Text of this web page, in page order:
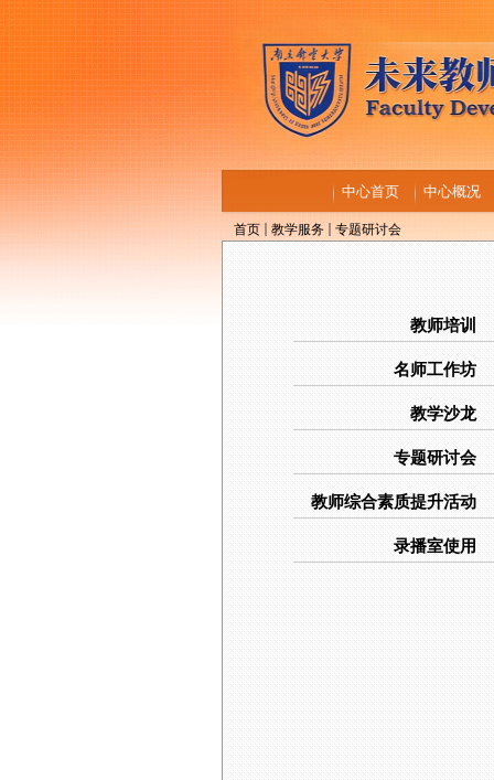
中心首页 中心概况
首页 教学服务 专题研讨会
教师培训
名师工作坊
教学沙龙
专题研讨会
教师综合素质提升活动
录播室使用